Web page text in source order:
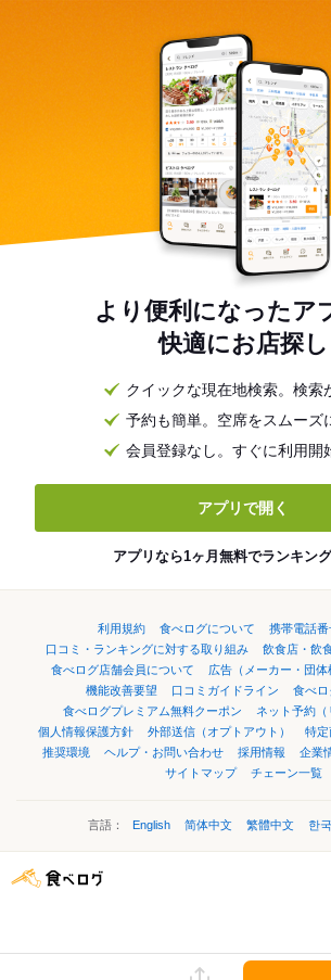
より便利になったア
快適にお店探し
クイックな現在地検索。検索
予約も簡単。空席をスムーズ
会員登録なし。すぐに利用開
アプリで開く
アプリなら1ヶ月無料でランキング
利用規約 食べログについて
携帯電話
口コミ・ランキングに対する取り組み
飲食店・飲
食べログ店舗会員について
広告（メーカー・団
機能改善要望
口コミガイドライン
食べロ
食べログプレミアム無料クーポン
ネット予約（
個人情報保護方針
外部送信（オプトアウト）
特定
推奨環境
ヘルプ・お問い合わせ 採用情報 企業
サイトマップ
チェーン一覧
言語： English 简体中文 繁體中文 한